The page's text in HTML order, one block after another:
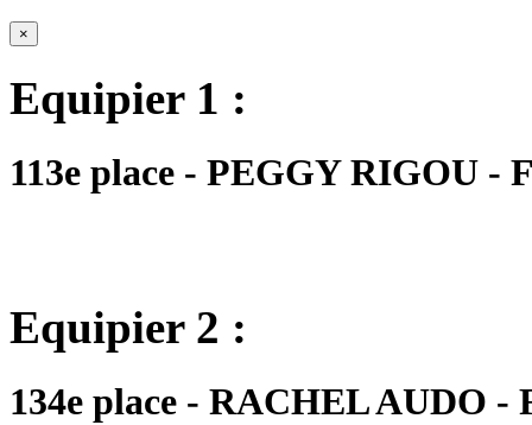
×
Equipier 1 :
113e place - PEGGY RIGOU -
Equipier 2 :
134e place - RACHEL AUDO